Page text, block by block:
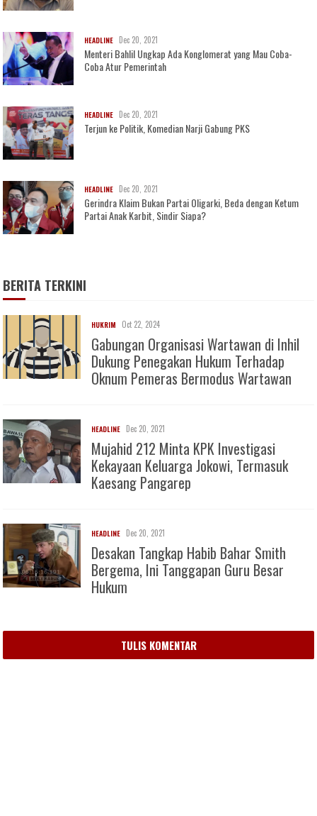
HEADLINE Dec 20, 2021
Menteri Bahlil Ungkap Ada Konglomerat yang Mau Coba-
Coba Atur Pemerintah
HEADLINE Dec 20, 2021
Terjun ke Politik, Komedian Narji Gabung PKS
HEADLINE Dec 20, 2021
Gerindra Klaim Bukan Partai Oligarki, Beda dengan Ketum
Partai Anak Karbit, Sindir Siapa?
BERITA TERKINI
HUKRIM Oct 22, 2024
Gabungan Organisasi Wartawan di Inhil
Dukung Penegakan Hukum Terhadap
Oknum Pemeras Bermodus Wartawan
HEADLINE Dec 20, 2021
Mujahid 212 Minta KPK Investigasi
Kekayaan Keluarga Jokowi, Termasuk
Kaesang Pangarep
HEADLINE Dec 20, 2021
Desakan Tangkap Habib Bahar Smith
Bergema, Ini Tanggapan Guru Besar
Hukum
TULIS KOMENTAR